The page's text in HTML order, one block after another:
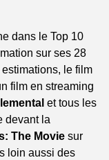
dans le Top 10
sur ses 28
le film
film en streaming
et tous les
devant la
The Movie sur
loin aussi des